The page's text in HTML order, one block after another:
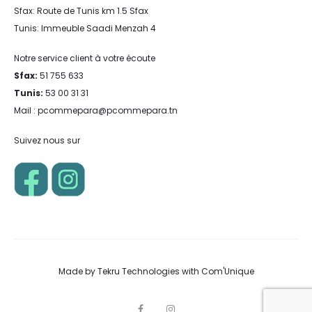
Sfax: Route de Tunis km 1.5 Sfax
Tunis: Immeuble Saadi Menzah 4
Notre service client à votre écoute
Sfax: 51 755 633
Tunis: 53 00 31 31
Mail : pcommepara@pcommepara.tn
Suivez nous sur
Made byTekru Technologies with Com'Unique
F I